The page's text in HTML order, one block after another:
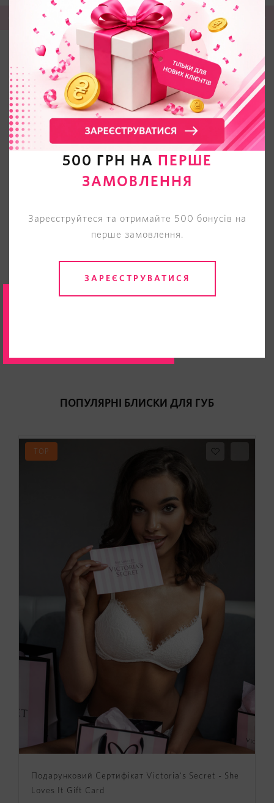
0ВІДГУКІВ
ПОПУЛЯРНІ БЛИСКИ ДЛЯ ГУБ
TOP
Подарунковий Сертифікат Victoria's Secret - She
Loves It Gift Card
500 ГРН НА
ПЕРШЕ
ЗАМОВЛЕННЯ
Зареєструйтеся та отримайте 500 бонусів на
перше замовлення.
ЗАРЕЄСТРУВАТИСЯ